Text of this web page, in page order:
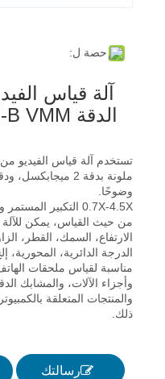
حصة ل:
آلة قياس
الدقة EVM-B VMM لمراقبة الجودة
ملونة بدقة 2
وضوحًا.
0.7X-4.5X التكبير المستمر والعدسة الموضعية؛
من حيث القياس، يمكن للآلة
الارتفاع، السمك، القطر،
الدرجة الدائرية، المحورية،
مناسبة لقياس ملحقات
وأجزاء الآلات، والمشابك
والمنتجات المتعلقة
ذلك.
رسالتك